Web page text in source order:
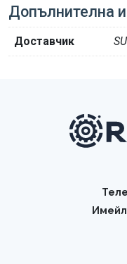
Допълнителна
Доставчик